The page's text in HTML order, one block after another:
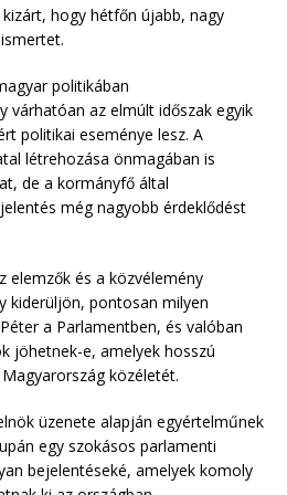
hogy hétfőn újabb, nagy
politikában
várhatóan az elmúlt időszak egyik
politikai eseménye lesz. A
létrehozása önmagában is
de a kormányfő által
még nagyobb érdeklődést
elemzők és a közvélemény
kiderüljön, pontosan milyen
a Parlamentben, és valóban
jöhetnek-e, amelyek hosszú
közéletét.
üzenete alapján egyértelműnek
egy szokásos parlamenti
bejelentéseké, amelyek komoly